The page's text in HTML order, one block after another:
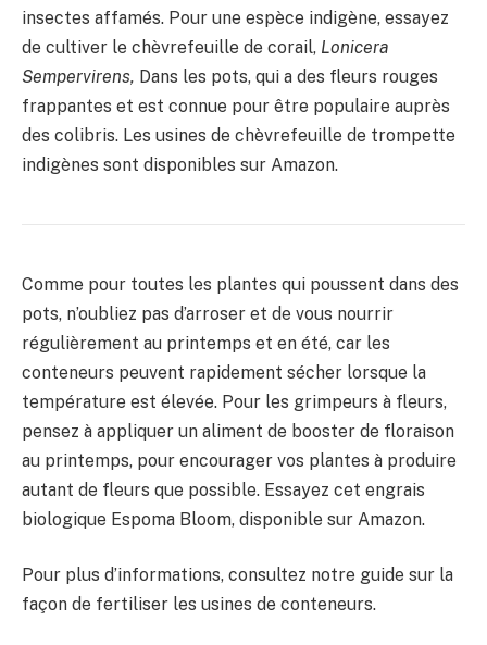
insectes affamés. Pour une espèce indigène, essayez
de cultiver le chèvrefeuille de corail, Lonicera
Sempervirens, Dans les pots, qui a des fleurs rouges
frappantes et est connue pour être populaire auprès
des colibris. Les usines de chèvrefeuille de trompette
indigènes sont disponibles sur Amazon.
Comme pour toutes les plantes qui poussent dans des
pots, n’oubliez pas d’arroser et de vous nourrir
régulièrement au printemps et en été, car les
conteneurs peuvent rapidement sécher lorsque la
température est élevée. Pour les grimpeurs à fleurs,
pensez à appliquer un aliment de booster de floraison
au printemps, pour encourager vos plantes à produire
autant de fleurs que possible. Essayez cet engrais
biologique Espoma Bloom, disponible sur Amazon.
Pour plus d’informations, consultez notre guide sur la
façon de fertiliser les usines de conteneurs.